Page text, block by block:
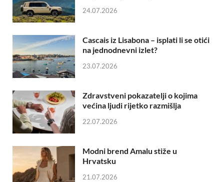
24.07.2026
Cascais iz Lisabona – isplati li se otići
na jednodnevni izlet?
23.07.2026
Zdravstveni pokazatelji o kojima
većina ljudi rijetko razmišlja
22.07.2026
Modni brend Amalu stiže u
Hrvatsku
21.07.2026